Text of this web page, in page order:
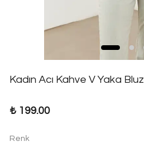
Kadın Acı Kahve V Yaka Bluz
₺ 199.00
Renk